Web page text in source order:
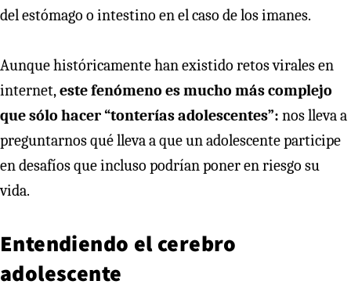
del estómago o intestino en el caso de los imanes.
Aunque históricamente han existido retos virales en
internet,este fenómeno es mucho más complejo
que sólo hacer “tonterías adolescentes”: nos lleva a
preguntarnos qué lleva a que un adolescente participe
en desafíos que incluso podrían poner en riesgo su
vida.
Entendiendo el cerebro
adolescente